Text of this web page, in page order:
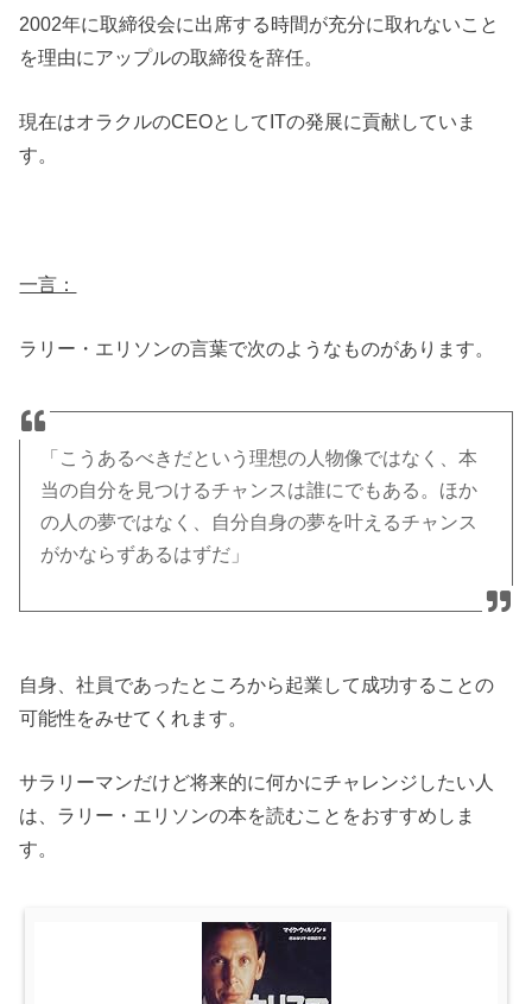
2002年に取締役会に出席する時間が充分に取れないこと
を理由にアップルの取締役を辞任。
現在はオラクルのCEOとしてITの発展に貢献していま
す。
一言：
ラリー・エリソンの言葉で次のようなものがあります。
「こうあるべきだという理想の人物像ではなく、本
当の自分を見つけるチャンスは誰にでもある。ほか
の人の夢ではなく、自分自身の夢を叶えるチャンス
がかならずあるはずだ」
自身、社員であったところから起業して成功することの
可能性をみせてくれます。
サラリーマンだけど将来的に何かにチャレンジしたい人
は、ラリー・エリソンの本を読むことをおすすめしま
す。